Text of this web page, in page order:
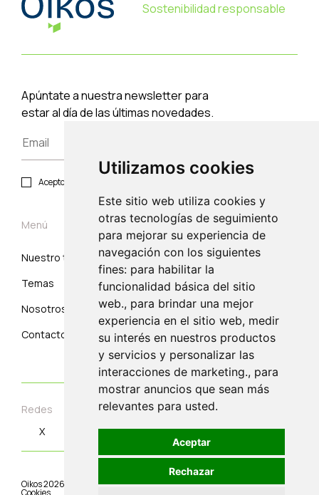
Utilizamos cookies
Este sitio web utiliza cookies y
otras tecnologías de seguimiento
para mejorar su experiencia de
navegación con los siguientes
fines: para habilitar la
funcionalidad básica del sitio
web., para brindar una mejor
experiencia en el sitio web, medir
su interés en nuestros productos
y servicios y personalizar las
interacciones de marketing., para
mostrar anuncios que sean más
relevantes para usted.
Aceptar
Rechazar
Sostenibilidad responsable
Apúntate a nuestra newsletter para
estar al día de las últimas novedades.
Acepto política de privacidad y protección de datos.
Menú
Nuestro trabajo
Temas
Nosotros
Contacto
Suscribirse
Correo electrónico
Redes
X
Instagram Linkedin Youtube
Oikos2026 Aviso Legal|Condiciones de Uso|Política de privacidad.